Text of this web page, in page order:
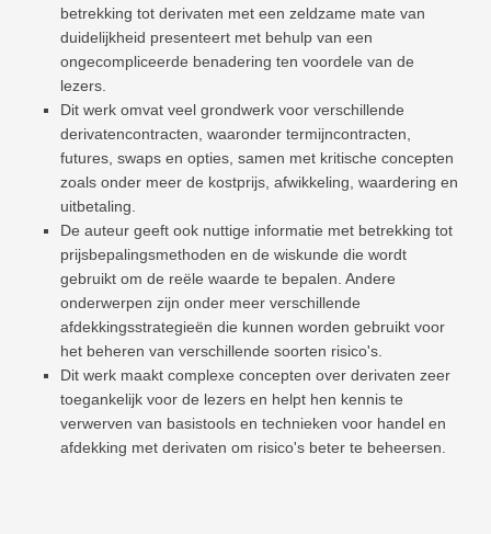
betrekking tot derivaten met een zeldzame mate van
duidelijkheid presenteert met behulp van een
ongecompliceerde benadering ten voordele van de
lezers.
Dit werk omvat veel grondwerk voor verschillende
derivatencontracten, waaronder termijncontracten,
futures, swaps en opties, samen met kritische concepten
zoals onder meer de kostprijs, afwikkeling, waardering en
uitbetaling.
De auteur geeft ook nuttige informatie met betrekking tot
prijsbepalingsmethoden en de wiskunde die wordt
gebruikt om de reële waarde te bepalen. Andere
onderwerpen zijn onder meer verschillende
afdekkingsstrategieën die kunnen worden gebruikt voor
het beheren van verschillende soorten risico's.
Dit werk maakt complexe concepten over derivaten zeer
toegankelijk voor de lezers en helpt hen kennis te
verwerven van basistools en technieken voor handel en
afdekking met derivaten om risico's beter te beheersen.